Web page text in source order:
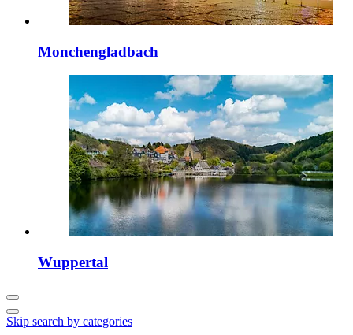
Monchengladbach
Wuppertal
Skip search by categories